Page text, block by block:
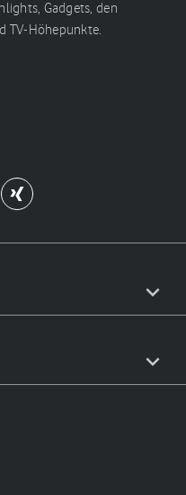
Gadgets, den
TV-Höhepunkte.